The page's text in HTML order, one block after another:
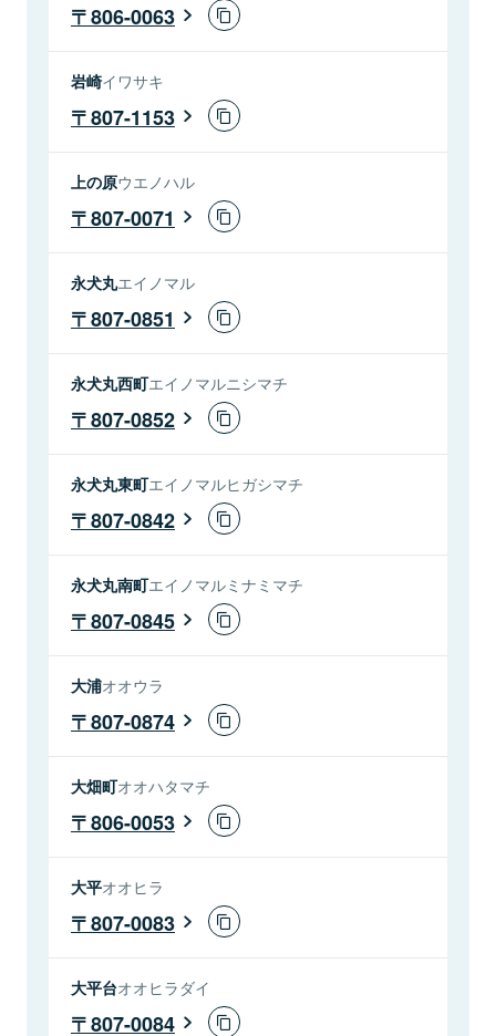
806-0063
岩崎イワサキ
807-1153
上の原ウエノハル
807-0071
永犬丸エイノマル
807-0851
永犬丸西町エイノマルニシマチ
807-0852
永犬丸東町エイノマルヒガシマチ
807-0842
永犬丸南町エイノマルミナミマチ
807-0845
大浦オオウラ
807-0874
大畑町オオハタマチ
806-0053
大平オオヒラ
807-0083
大平台オオヒラダイ
807-0084